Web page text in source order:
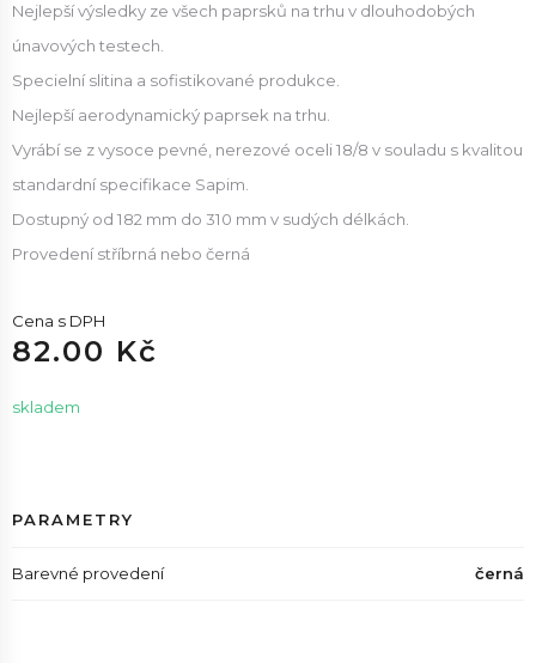
Nejlepší výsledky ze všech paprsků na trhu v dlouhodobých
únavových testech.
Specielní slitina a sofistikované produkce.
Nejlepší aerodynamický paprsek na trhu.
Vyrábí se z vysoce pevné, nerezové oceli 18/8 v souladu s kvalitou
standardní specifikace Sapim.
Dostupný od 182 mm do 310 mm v sudých délkách.
Provedení stříbrná nebo černá
Cena s DPH
82.00 Kč
skladem
PARAMETRY
Barevné provedení černá